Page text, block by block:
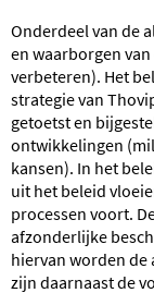
Onderdeel van de
en waarborgen
verbeteren). Het
strategie van
getoetst en
ontwikkelingen
kansen). In het
uit het beleid
processen voort.
afzonderlijke
hiervan worden
zijn daarnaast de